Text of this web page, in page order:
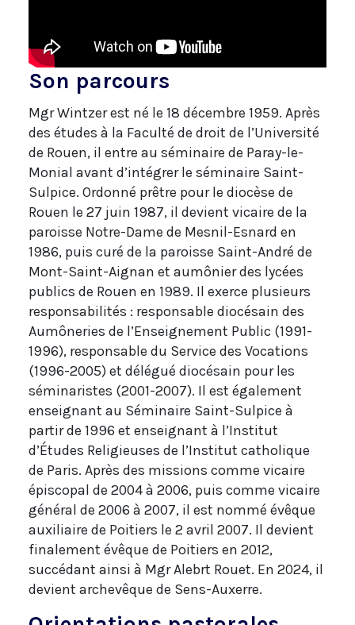
Son parcours
Mgr Wintzer est né le 18 décembre 1959. Après
des études à la Faculté de droit de l’Université
de Rouen, il entre au séminaire de Paray-le-
Monial avant d’intégrer le séminaire Saint-
Sulpice. Ordonné prêtre pour le diocèse de
Rouen le 27 juin 1987, il devient vicaire de la
paroisse Notre-Dame de Mesnil-Esnard en
1986, puis curé de la paroisse Saint-André de
Mont-Saint-Aignan et aumônier des lycées
publics de Rouen en 1989. Il exerce plusieurs
responsabilités : responsable diocésain des
Aumôneries de l’Enseignement Public (1991-
1996), responsable du Service des Vocations
(1996-2005) et délégué diocésain pour les
séminaristes (2001-2007). Il est également
enseignant au Séminaire Saint-Sulpice à
partir de 1996 et enseignant à l’Institut
d’Études Religieuses de l’Institut catholique
de Paris. Après des missions comme vicaire
épiscopal de 2004 à 2006, puis comme vicaire
général de 2006 à 2007, il est nommé évêque
auxiliaire de Poitiers le 2 avril 2007. Il devient
finalement évêque de Poitiers en 2012,
succédant ainsi à Mgr Alebrt Rouet. En 2024, il
devient archevêque de Sens-Auxerre.